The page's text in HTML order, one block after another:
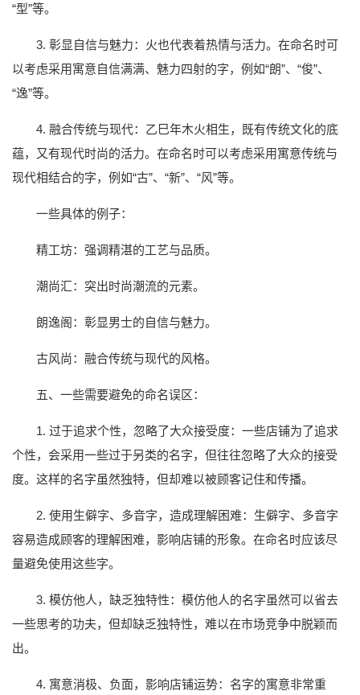
“型”等。
3. 彰显自信与魅力：火也代表着热情与活力。在命名时可
以考虑采用寓意自信满满、魅力四射的字，例如“朗”、“俊”、
“逸”等。
4. 融合传统与现代：乙巳年木火相生，既有传统文化的底
蕴，又有现代时尚的活力。在命名时可以考虑采用寓意传统与
现代相结合的字，例如“古”、“新”、“风”等。
一些具体的例子：
精工坊：强调精湛的工艺与品质。
潮尚汇：突出时尚潮流的元素。
朗逸阁：彰显男士的自信与魅力。
古风尚：融合传统与现代的风格。
五、一些需要避免的命名误区：
1. 过于追求个性，忽略了大众接受度：一些店铺为了追求
个性，会采用一些过于另类的名字，但往往忽略了大众的接受
度。这样的名字虽然独特，但却难以被顾客记住和传播。
2. 使用生僻字、多音字，造成理解困难：生僻字、多音字
容易造成顾客的理解困难，影响店铺的形象。在命名时应该尽
量避免使用这些字。
3. 模仿他人，缺乏独特性：模仿他人的名字虽然可以省去
一些思考的功夫，但却缺乏独特性，难以在市场竞争中脱颖而
出。
4. 寓意消极、负面，影响店铺运势：名字的寓意非常重